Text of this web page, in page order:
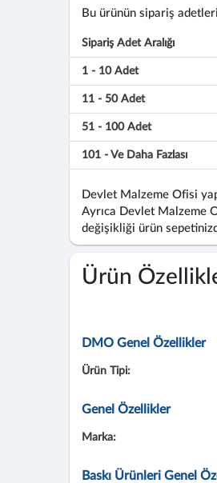
Bu ürünün sipariş
Sipariş Adet Aralığı
1 - 10 Adet
11 - 50 Adet
51 - 100 Adet
101 - Ve Daha Fazlası
Devlet Malzeme Ofisi
Ayrıca Devlet Malzeme
değişikliği ürün
Ürün
DMO Genel Özellikler
Ürün Tipi:
Genel Özellikler
Marka:
Baskı Ürünleri Genel